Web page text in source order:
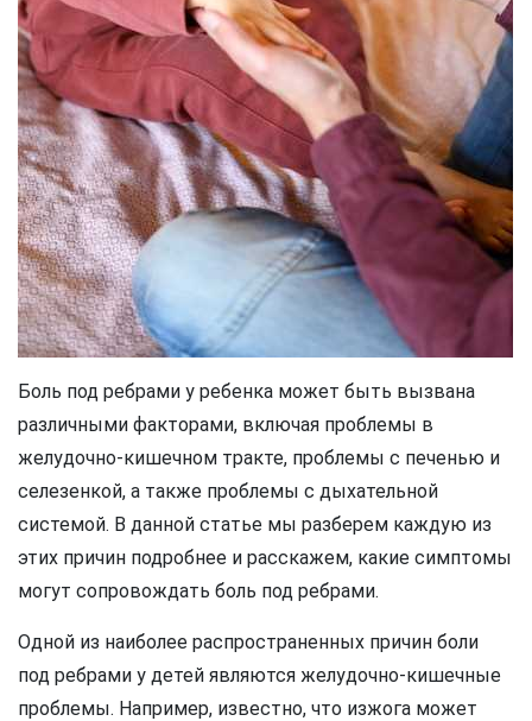
Боль под ребрами у ребенка может быть вызвана
различными факторами, включая проблемы в
желудочно-кишечном тракте, проблемы с печенью и
селезенкой, а также проблемы с дыхательной
системой. В данной статье мы разберем каждую из
этих причин подробнее и расскажем, какие симптомы
могут сопровождать боль под ребрами.
Одной из наиболее распространенных причин боли
под ребрами у детей являются желудочно-кишечные
проблемы. Например, известно, что изжога может